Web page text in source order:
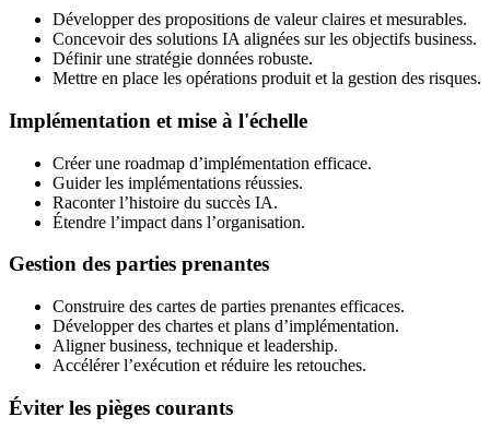
Développer des propositions de valeur claires et mesurables.
Concevoir des solutions IA alignées sur les objectifs business.
Définir une stratégie données robuste.
Mettre en place les opérations produit et la gestion des risques.
Implémentation et mise à l'échelle
Créer une roadmap d’implémentation efficace.
Guider les implémentations réussies.
Raconter l’histoire du succès IA.
Étendre l’impact dans l’organisation.
Gestion des parties prenantes
Construire des cartes de parties prenantes efficaces.
Développer des chartes et plans d’implémentation.
Aligner business, technique et leadership.
Accélérer l’exécution et réduire les retouches.
Éviter les pièges courants